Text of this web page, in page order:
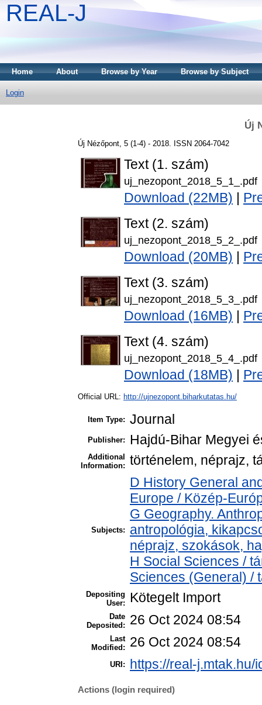
REAL-J
Home About Browse by Year Browse by Subject
Login
Új
Új Nézőpont, 5 (1-4) - 2018. ISSN 2064-7042
Text (1. szám)
uj_nezopont_2018_5_1_.pdf
Download (22MB)
Text (2. szám)
uj_nezopont_2018_5_2_.pdf
Download (20MB)
Text (3. szám)
uj_nezopont_2018_5_3_.pdf
Download (16MB)
Text (4. szám)
uj_nezopont_2018_5_4_.pdf
Download (18MB)
Official URL: http://ujnezopont.biharkutatas.hu/
Item Type: Journal
Publisher: Hajdú-Bihar Megyei
Additional
Information: történelem, néprajz,
Subjects:
D History General
Europe / Közép-
G Geography.
antropológia,
néprajz, szokások,
H Social Sciences /
Sciences (General) /
Depositing
User:
Kötegelt Import
Date
Deposited:
26 Oct 2024 08:54
Last
Modified:
26 Oct 2024 08:54
URI: https://real-j.mtak.hu/
Actions (login required)